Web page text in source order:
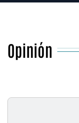
Opinión